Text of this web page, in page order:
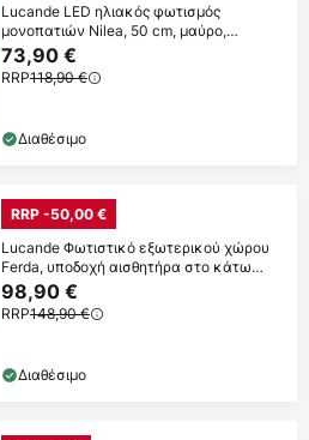
Lucande LED ηλιακός φωτισμός
μονοπατιών Nilea, 50 cm, μαύρο,
αισθητήρας
73,90 €
RRP118,90 €
Διαθέσιμο
RRP -50,00 €
Lucande Φωτιστικό εξωτερικού χώρου
Ferda, υποδοχή αισθητήρα στο κάτω
μέρος,
98,90 €
RRP148,90 €
Διαθέσιμο